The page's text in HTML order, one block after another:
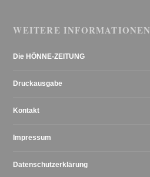
WEITERE INFORMATIONEN
Die HÖNNE-ZEITUNG
Druckausgabe
Kontakt
Impressum
Datenschutzerklärung